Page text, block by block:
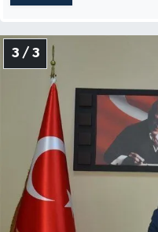
3 / 3